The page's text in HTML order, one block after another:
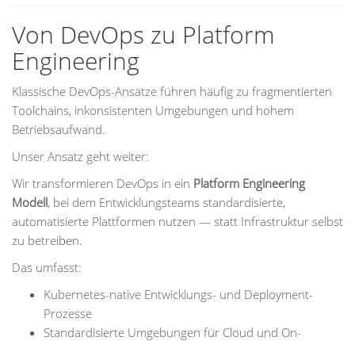
Von DevOps zu Platform
Engineering
Klassische DevOps-Ansätze führen häufig zu fragmentierten
Toolchains, inkonsistenten Umgebungen und hohem
Betriebsaufwand.
Unser Ansatz geht weiter:
Wir transformieren DevOps in ein Platform Engineering
Modell, bei dem Entwicklungsteams standardisierte,
automatisierte Plattformen nutzen — statt Infrastruktur selbst
zu betreiben.
Das umfasst:
Kubernetes-native Entwicklungs- und Deployment-
Prozesse
Standardisierte Umgebungen für Cloud und On-